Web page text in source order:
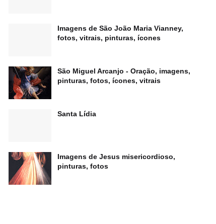
Imagens de São João Maria Vianney,
fotos, vitrais, pinturas, ícones
São Miguel Arcanjo - Oração, imagens,
pinturas, fotos, ícones, vitrais
Santa Lídia
Imagens de Jesus misericordioso,
pinturas, fotos